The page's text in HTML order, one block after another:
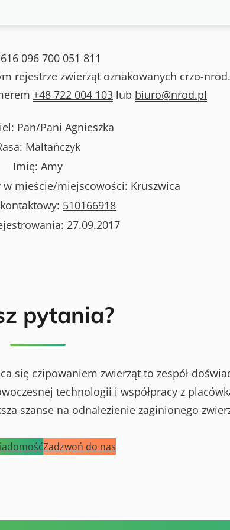
616 096 700 051 811
rejestrze zwierząt oznakowanych crzo-nrod.
+48 722 004 103 lub biuro@nrod.pl
Pan/Pani Agnieszka
Maltańczyk
Imię: Amy
w mieście/miejscowości: Kruszwica
510166918
27.09.2017
pytania?
się czipowaniem zwierząt to zespół
technologii i współpracy z
szanse na odnalezienie zaginionego
Zadzwoń do nas